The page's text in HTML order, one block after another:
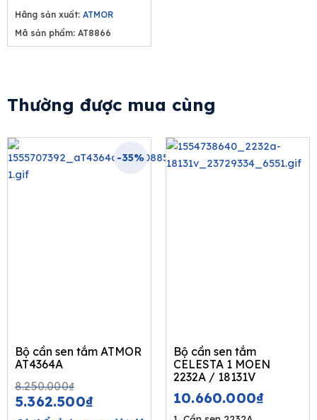
Hãng sản xuất: ATMOR
Mã sản phẩm: AT8866
Thường được mua cùng
-35%
Bộ cần sen tắm ATMOR
AT4364A
8.250.000₫Original
price
5.362.500₫price
Bộ cần sen tắm
CELESTA 1 MOEN
2232A / 18131V
10.660.000₫